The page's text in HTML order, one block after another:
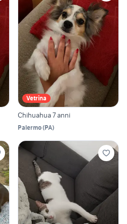
Vetrina
Chihuahua 7 anni
Palermo(PA)